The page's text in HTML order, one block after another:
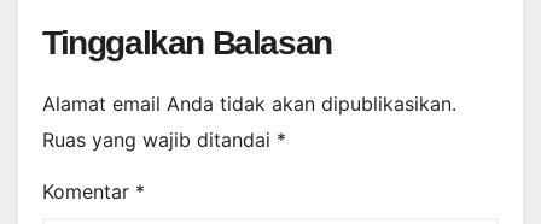
Tinggalkan Balasan
Alamat email Anda tidak akan dipublikasikan.
Ruas yang wajib ditandai *
Komentar *